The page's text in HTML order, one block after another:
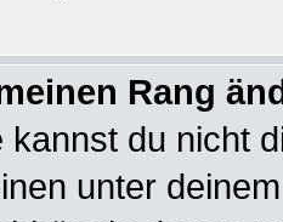
Rang
kannst du nicht
unter